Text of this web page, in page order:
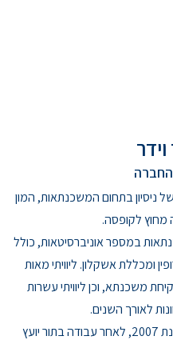
מ-17 שנים של ניסיון בתחום המשכנתאות, המון
לקופסה.
במספר אוניברסיטאות, כולל
אשקלון. ליוויתי מאות
וכן ליוויתי עשרות
לאורך השנים.
הקמתי את "וידר משכנתאות" בשנת 2007, לאחר עבודה בתור יועץ